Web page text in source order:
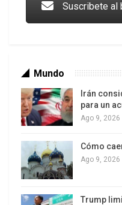
Los latinos le van dando la
Suscribete al
Mundo
Irán
para un
Ago 9, 2026
Cómo
Ago 9, 2026
Trump